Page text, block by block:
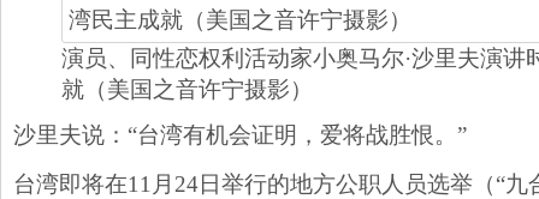
演员、同性恋权利活动家小奥马尔·沙里夫演讲
就（美国之音许宁摄影）
沙里夫说：“台湾有机会证明，爱将战胜恨。”
台湾即将在11月24日举行的地方公职人员选举（“九